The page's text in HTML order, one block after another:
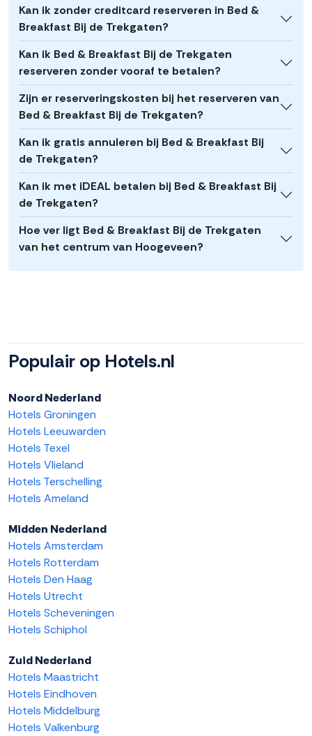
Kan ik zonder creditcard reserveren in Bed &
Breakfast Bij de Trekgaten?
Kan ik Bed & Breakfast Bij de Trekgaten
reserveren zonder vooraf te betalen?
Zijn er reserveringskosten bij het reserveren van
Bed & Breakfast Bij de Trekgaten?
Kan ik gratis annuleren bij Bed & Breakfast Bij
de Trekgaten?
Kan ik met iDEAL betalen bij Bed & Breakfast Bij
de Trekgaten?
Hoe ver ligt Bed & Breakfast Bij de Trekgaten
van het centrum van Hoogeveen?
Populair op Hotels.nl
Noord Nederland
Hotels Groningen
Hotels Leeuwarden
Hotels Texel
Hotels Vlieland
Hotels Terschelling
Hotels Ameland
Midden Nederland
Hotels Amsterdam
Hotels Rotterdam
Hotels Den Haag
Hotels Utrecht
Hotels Scheveningen
Hotels Schiphol
Zuid Nederland
Hotels Maastricht
Hotels Eindhoven
Hotels Middelburg
Hotels Valkenburg